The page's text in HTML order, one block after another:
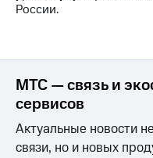
кабинет
акционера
Акционерный
капитал
Контроль
России.
МТС — связь и
сервисов
Актуальные новости
связи, но и новых